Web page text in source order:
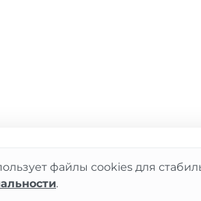
файлы cookies для
.